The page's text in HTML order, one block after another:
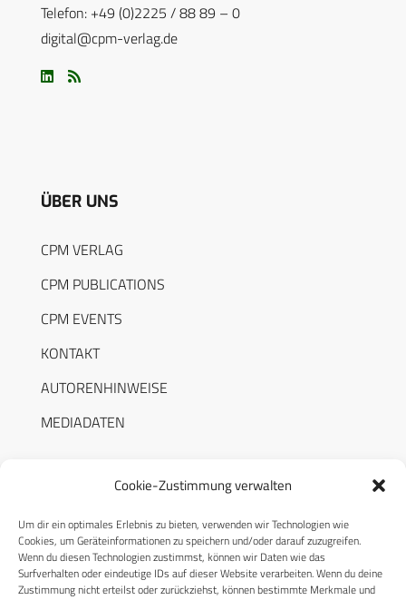
Cookie-Zustimmung verwalten
Um dir ein optimales Erlebnis zu bieten, verwenden wir Technologien wie
Cookies, um Geräteinformationen zu speichern und/oder darauf zuzugreifen.
Wenn du diesen Technologien zustimmst, können wir Daten wie das
Surfverhalten oder eindeutige IDs auf dieser Website verarbeiten. Wenn du deine
Zustimmung nicht erteilst oder zurückziehst, können bestimmte Merkmale und
Telefon: +49 (0)2225 / 88 89 – 0
digital@cpm-verlag.de
ÜBER UNS
CPM VERLAG
CPM PUBLICATIONS
CPM EVENTS
KONTAKT
AUTORENHINWEISE
MEDIADATEN
RECHTLICHES
Datenschutzerklärung